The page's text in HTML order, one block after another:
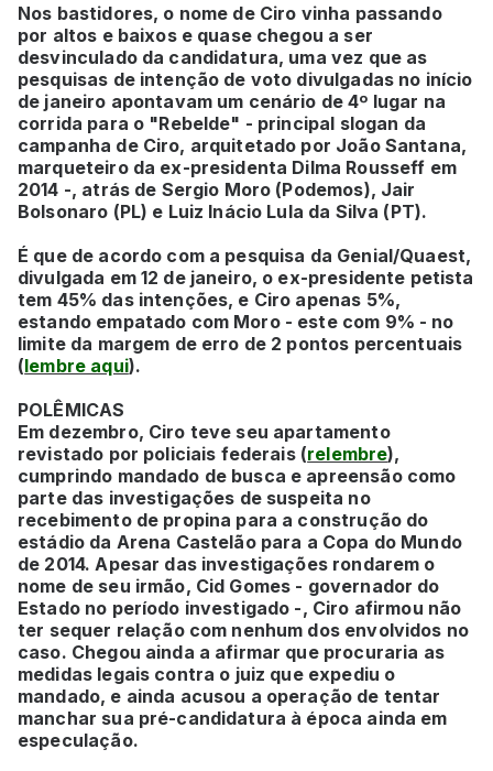
Nos bastidores, o nome de Ciro vinha passando
por altos e baixos e quase chegou a ser
desvinculado da candidatura, uma vez que as
pesquisas de intenção de voto divulgadas no início
de janeiro apontavam um cenário de 4º lugar na
corrida para o "Rebelde" - principal slogan da
campanha de Ciro, arquitetado por João Santana,
marqueteiro da ex-presidenta Dilma Rousseff em
2014 -, atrás de Sergio Moro (Podemos), Jair
Bolsonaro (PL) e Luiz Inácio Lula da Silva (PT).
É que de acordo com a pesquisa da Genial/Quaest,
divulgada em 12 de janeiro, o ex-presidente petista
tem 45% das intenções, e Ciro apenas 5%,
estando empatado com Moro - este com 9% - no
limite da margem de erro de 2 pontos percentuais
(lembre aqui).
POLÊMICAS
Em dezembro, Ciro teve seu apartamento
revistado por policiais federais (relembre),
cumprindo mandado de busca e apreensão como
parte das investigações de suspeita no
recebimento de propina para a construção do
estádio da Arena Castelão para a Copa do Mundo
de 2014. Apesar das investigações rondarem o
nome de seu irmão, Cid Gomes - governador do
Estado no período investigado -, Ciro afirmou não
ter sequer relação com nenhum dos envolvidos no
caso. Chegou ainda a afirmar que procuraria as
medidas legais contra o juiz que expediu o
mandado, e ainda acusou a operação de tentar
manchar sua pré-candidatura à época ainda em
especulação.